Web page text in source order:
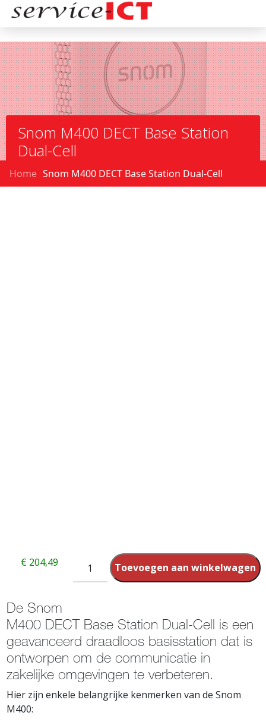
Snom M400 DECT Base Station
Dual-Cell
Home Snom M400 DECT Base Station Dual-Cell
Toevoegen aan winkelwagen
€ 204,49
De Snom
M400 DECT Base Station Dual-Cell is een
geavanceerd draadloos basisstation dat is
ontworpen om de communicatie in
zakelijke omgevingen te verbeteren.
Hier zijn enkele belangrijke kenmerken van de Snom
M400: